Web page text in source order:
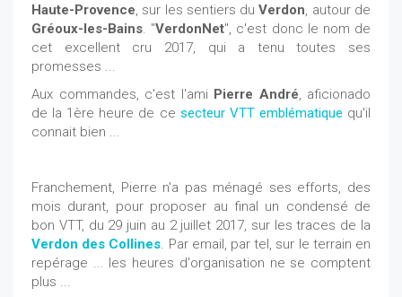
Haute-Provence, sur les sentiers duVerdon, autour de
Gréoux-les-Bains. "VerdonNet", c'est donc le nom de
cet excellent cru 2017, qui a tenu toutes ses
promesses ...
Aux commandes, c'est l'ami Pierre André, aficionado
de la 1ère heure de ce secteur VTT emblématique qu'il
connait bien ...
Franchement, Pierre n'a pas ménagé ses efforts, des
mois durant, pour proposer au final un condensé de
bon VTT, du 29 juin au 2 juillet 2017, sur les traces de la
Verdon des Collines. Par email, par tel, sur le terrain en
repérage ... les heures d'organisation ne se comptent
plus ...